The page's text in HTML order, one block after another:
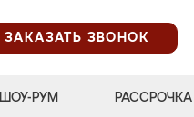
ЗАКАЗАТЬ ЗВОНОК
ШОУ-РУМ РАССРОЧКА